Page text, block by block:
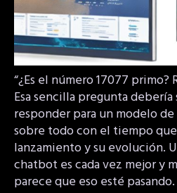
“¿Es el número 17077 primo?
Esa sencilla pregunta
responder para un modelo
sobre todo con el tiempo
lanzamiento y su evolución.
chatbot es cada vez mejor y
parece que eso esté pasando.